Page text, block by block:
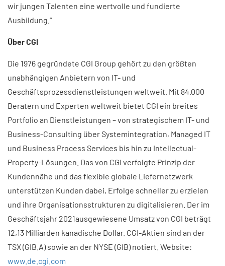
wir jungen Talenten eine wertvolle und fundierte
Ausbildung.“
Über CGI
Die 1976 gegründete CGI Group gehört zu den größten
unabhängigen Anbietern von IT- und
Geschäftsprozessdienstleistungen weltweit. Mit 84.000
Beratern und Experten weltweit bietet CGI ein breites
Portfolio an Dienstleistungen – von strategischem IT- und
Business-Consulting über Systemintegration, Managed IT
und Business Process Services bis hin zu Intellectual-
Property-Lösungen. Das von CGI verfolgte Prinzip der
Kundennähe und das flexible globale Liefernetzwerk
unterstützen Kunden dabei, Erfolge schneller zu erzielen
und ihre Organisationsstrukturen zu digitalisieren. Der im
Geschäftsjahr 2021ausgewiesene Umsatz von CGI beträgt
12,13 Milliarden kanadische Dollar. CGI-Aktien sind an der
TSX (GIB.A) sowie an der NYSE (GIB) notiert. Website:
www.de.cgi.com